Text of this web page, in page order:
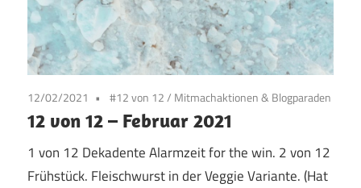
12/02/2021 #12 von 12/ Mitmachaktionen & Blogparaden
12 von 12 – Februar 2021
1 von 12 Dekadente Alarmzeit for the win. 2 von 12
Frühstück. Fleischwurst in der Veggie Variante. (Hat